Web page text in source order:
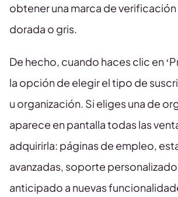
obtener una marca de
dorada o gris.
De hecho, cuando haces clic en
la opción de elegir el tipo de
u organización. Si eliges una de
aparece en pantalla todas las
adquirirla: páginas de empleo,
avanzadas, soporte
anticipado a nuevas